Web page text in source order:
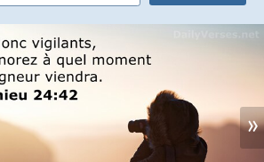
»